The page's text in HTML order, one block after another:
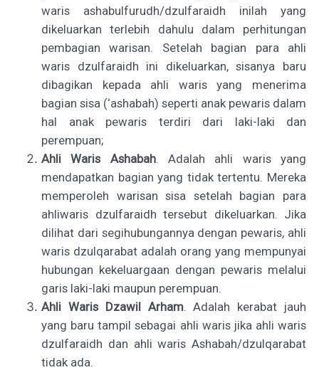
waris ashabulfurudh/dzulfaraidh inilah yang
dikeluarkan terlebih dahulu dalam perhitungan
pembagian warisan. Setelah bagian para ahli
waris dzulfaraidh ini dikeluarkan, sisanya baru
dibagikan kepada ahli waris yang menerima
bagian sisa (‘ashabah) seperti anak pewaris dalam
hal anak pewaris terdiri dari laki-laki dan
perempuan;
Ahli Waris Ashabah. Adalah ahli waris yang
mendapatkan bagian yang tidak tertentu. Mereka
memperoleh warisan sisa setelah bagian para
ahliwaris dzulfaraidh tersebut dikeluarkan. Jika
dilihat dari segihubungannya dengan pewaris, ahli
waris dzulqarabat adalah orang yang mempunyai
hubungan kekeluargaan dengan pewaris melalui
garis laki-laki maupun perempuan.
Ahli Waris Dzawil Arham. Adalah kerabat jauh
yang baru tampil sebagai ahli waris jika ahli waris
dzulfaraidh dan ahli waris Ashabah/dzulqarabat
tidak ada.